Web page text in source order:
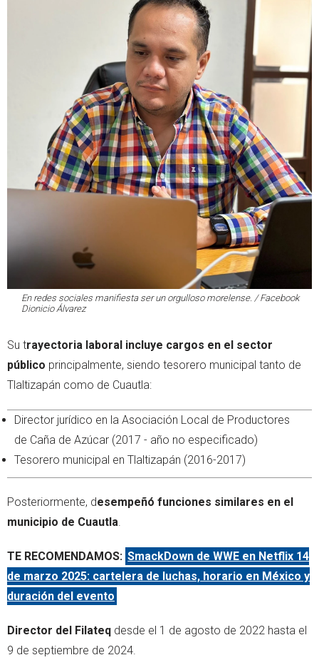
En redes sociales manifiesta ser un orgulloso morelense. / Facebook
Dionicio Álvarez
Su trayectoria laboral incluye cargos en el sector
público principalmente, siendo tesorero municipal tanto de
Tlaltizapán como de Cuautla:
Director jurídico en la Asociación Local de Productores
de Caña de Azúcar (2017 - año no especificado)
Tesorero municipal en Tlaltizapán (2016-2017)
Posteriormente, desempeñó funciones similares en el
municipio de Cuautla
TE RECOMENDAMOS: SmackDown de WWE en Netflix 14
de marzo 2025: cartelera de luchas, horario en México y
duración del evento
Director del Filateq desde el 1 de agosto de 2022 hasta el
9 de septiembre de 2024.